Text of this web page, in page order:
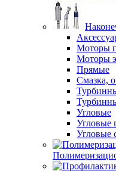
Моторы
Моторы
Прямые
Смазка,
Угловые
Угловые